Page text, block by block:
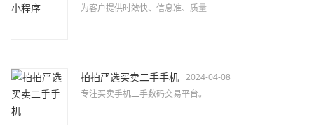
为客户提供时效快、信息准、质量
拍拍严选买卖二手手机 2024-04-08
专注买卖手机二手数码交易平台。